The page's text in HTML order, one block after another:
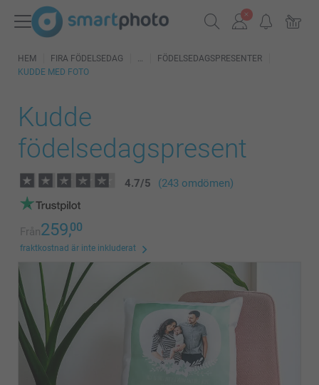
HEM FIRA FÖDELSEDAG
FÖDELSEDAGSPRESENTER
KUDDE MED FOTO
Kudde
födelsedagspresent
4.7/5 (243 omdömen)
Från259,00
fraktkostnad är inte inkluderat